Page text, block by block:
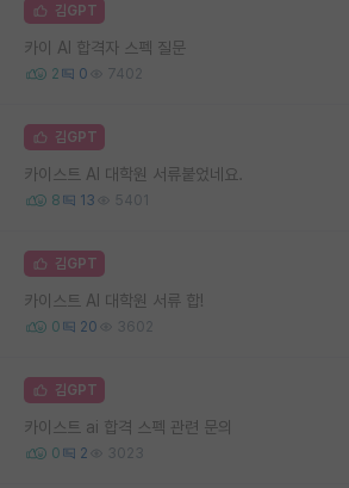
김GPT
카이 AI 합격자 스펙 질문
2 0 7402
김GPT
카이스트 AI 대학원 서류붙었네요.
8 13 5401
김GPT
카이스트 AI 대학원 서류 합!
0 20 3602
김GPT
카이스트 ai 합격 스펙 관련 문의
0 2 3023